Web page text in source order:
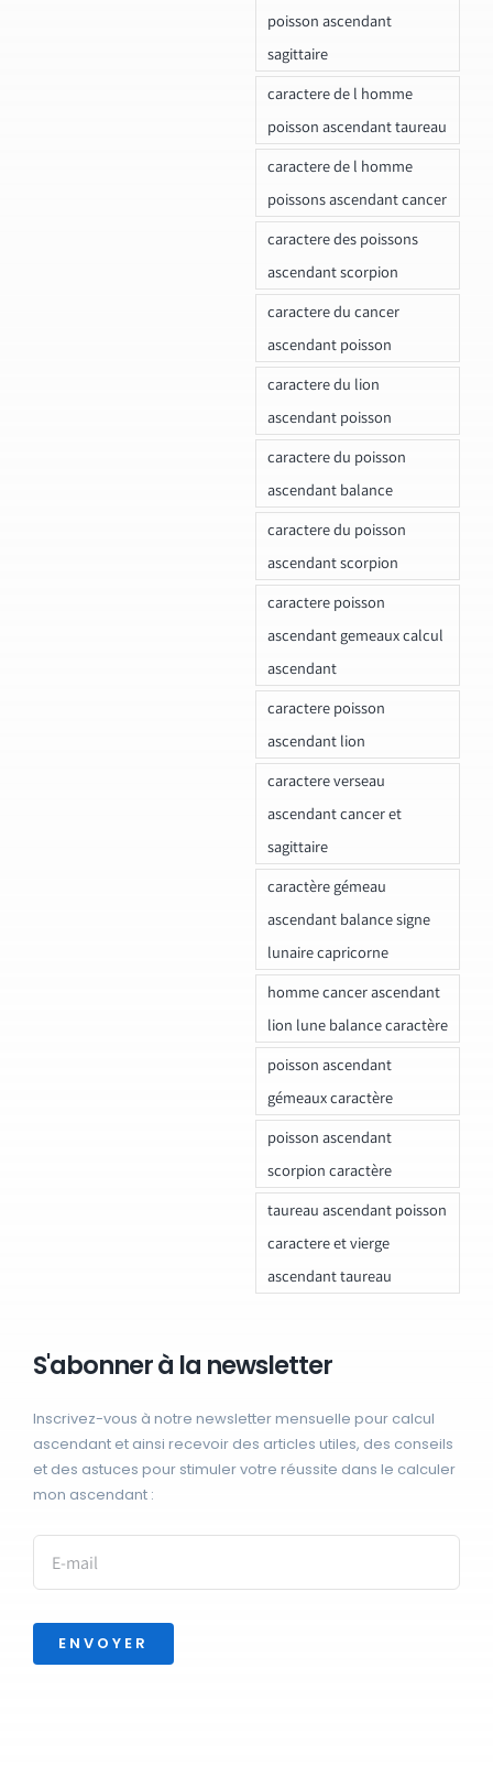
poisson ascendant
sagittaire
caractere de l homme
poisson ascendant taureau
caractere de l homme
poissons ascendant cancer
caractere des poissons
ascendant scorpion
caractere du cancer
ascendant poisson
caractere du lion
ascendant poisson
caractere du poisson
ascendant balance
caractere du poisson
ascendant scorpion
caractere poisson
ascendant gemeaux calcul
ascendant
caractere poisson
ascendant lion
caractere verseau
ascendant cancer et
sagittaire
caractère gémeau
ascendant balance signe
lunaire capricorne
homme cancer ascendant
lion lune balance caractère
poisson ascendant
gémeaux caractère
poisson ascendant
scorpion caractère
taureau ascendant poisson
caractere et vierge
ascendant taureau
S'abonner à la newsletter
Inscrivez-vous à notre newsletter mensuelle pour calcul
ascendant et ainsi recevoir des articles utiles, des conseils
et des astuces pour stimuler votre réussite dans le calculer
mon ascendant :
ENVOYER